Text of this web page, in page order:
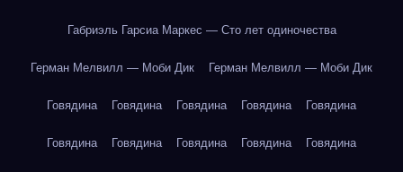
Габриэль Гарсиа Маркес — Сто лет одиночества
Герман Мелвилл — Моби Дик Герман Мелвилл — Моби Дик
Говядина Говядина Говядина Говядина Говядина
Говядина Говядина Говядина Говядина Говядина